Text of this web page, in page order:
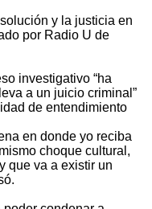
y la justicia en
por Radio U de
investigativo “ha
a un juicio criminal”
de entendimiento
en donde yo reciba
choque cultural,
que va a existir un